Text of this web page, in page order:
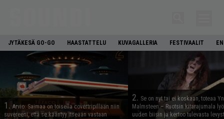
JYTÄKESÄ GO-GO HAASTATTELU KUVAGALLERIA FESTIVAALIT
1. Arvio: Saimaa on toisella covertripillään niin
suvereeni, että se kääntyy itseään vastaan
2. Se on nyt tai ei koskaan, toteaa
Malmsteen – Ruotsin kitarajumala
uuden biisin ja kertoo tulevasta